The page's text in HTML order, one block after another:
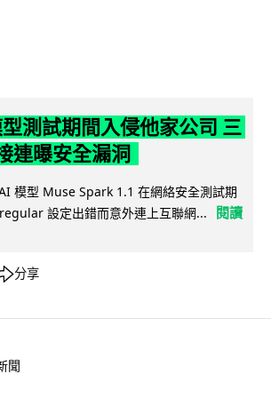
測試期間入侵他家公司 三
連曝安全漏洞
模型 Muse Spark 1.1 在網絡安全測試期
設定出錯而意外連上互聯網...
閱讀
分享
聞